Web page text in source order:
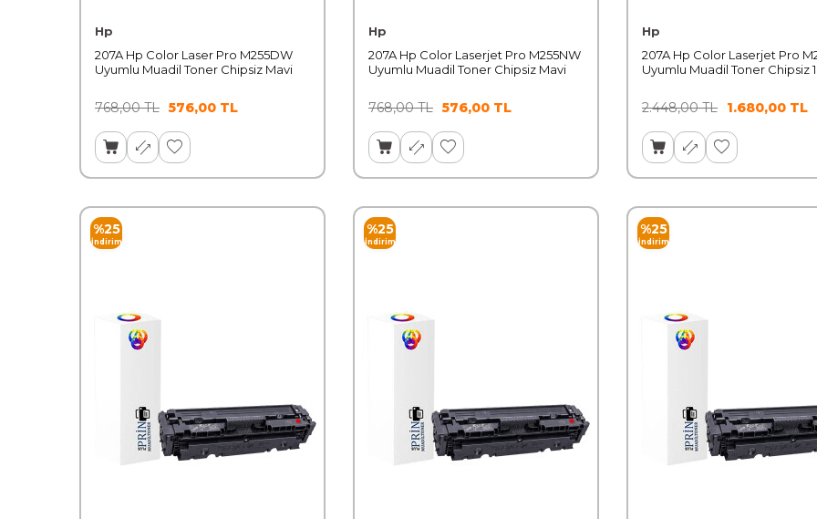
Hp
207A Hp Color Laser Pro M255DW
Uyumlu Muadil Toner Chipsiz Mavi
768,00TL 576,00 TL
Hp
207A Hp Color Laserjet Pro M255NW
Uyumlu Muadil Toner Chipsiz Mavi
768,00TL 576,00 TL
Hp
207A Hp Color Laserjet Pro
Uyumlu Muadil Toner Chipsiz
2.448,00TL 1.680,00 TL
%25
İndirim
%25
İndirim
%25
İndirim